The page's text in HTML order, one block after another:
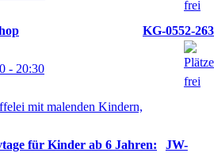
KG-0552-263
- 20:30
für Kinder ab 6 Jahren:
JW-